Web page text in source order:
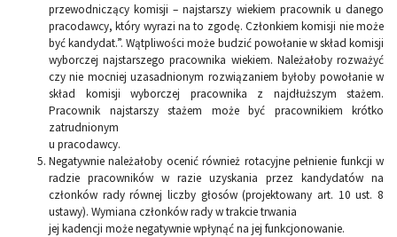
przewodniczący komisji – najstarszy wiekiem pracownik u danego
pracodawcy, który wyrazi na to zgodę. Członkiem komisji nie może
być kandydat.”. Wątpliwości może budzić powołanie w skład komisji
wyborczej najstarszego pracownika wiekiem. Należałoby rozważyć
czy nie mocniej uzasadnionym rozwiązaniem byłoby powołanie w
skład komisji wyborczej pracownika z najdłuższym stażem.
Pracownik najstarszy stażem może być pracownikiem krótko
zatrudnionym
u pracodawcy.
Negatywnie należałoby ocenić również rotacyjne pełnienie funkcji w
radzie pracowników w razie uzyskania przez kandydatów na
członków rady równej liczby głosów (projektowany art. 10 ust. 8
ustawy). Wymiana członków rady w trakcie trwania
jej kadencji może negatywnie wpłynąć na jej funkcjonowanie.